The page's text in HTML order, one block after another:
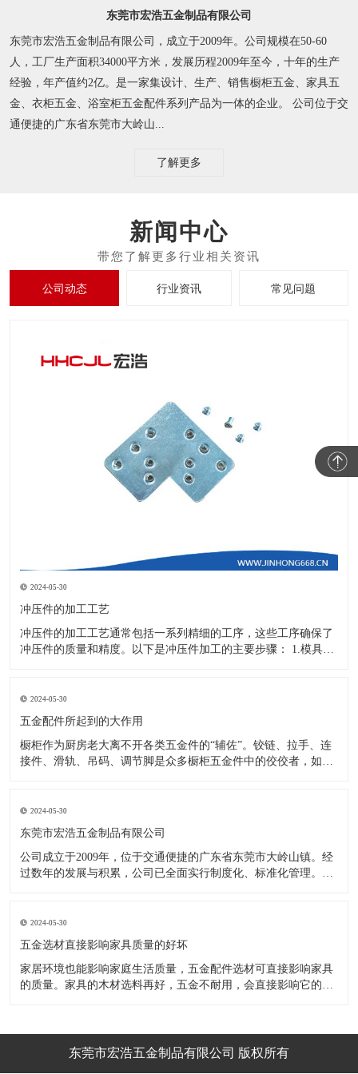
东莞市宏浩五金制品有限公司
东莞市宏浩五金制品有限公司，成立于2009年。公司规模在50-60
人，工厂生产面积34000平方米，发展历程2009年至今，十年的生产
经验，年产值约2亿。是一家集设计、生产、销售橱柜五金、家具五
金、衣柜五金、浴室柜五金配件系列产品为一体的企业。 公司位于交
通便捷的广东省东莞市大岭山...
了解更多
新闻中心
公司动态 行业资讯 常见问题
2024-05-30
冲压件的加工工艺
冲压件的加工工艺通常包括一系列精细的工序，这些工序确保了
冲压件的质量和精度。以下是冲压件加工的主要步骤： 1.模具设
开料与落料：在图纸上标注尺寸后，根据图纸要求选择合适的板
材。然
2024-05-30
五金配件所起到的大作用
橱柜作为厨房老大离不开各类五金件的“辅佐”。铰链、拉手、连
接件、滑轨、吊码、调节脚是众多橱柜五金件中的佼佼者，如果
调节脚，橱柜就像得了“软骨症”，站都站不直……五花八门的橱
柜五金件好
2024-05-30
东莞市宏浩五金制品有限公司
公司成立于2009年，位于交通便捷的广东省东莞市大岭山镇。经
过数年的发展与积累，公司已全面实行制度化、标准化管理。从
的改造创新，设计制造了一系列更加新颖、美观、更具时代潮流
的新
2024-05-30
五金选材直接影响家具质量的好坏
家居环境也能影响家庭生活质量，五金配件选材可直接影响家具
的质量。家具的木材选料再好，五金不耐用，会直接影响它的使
金、铝合金等。不同五金的加工工艺不同：钳工、表面涂覆处
理、焊接、机械加东莞市宏浩五金制品有限公司 版权所有